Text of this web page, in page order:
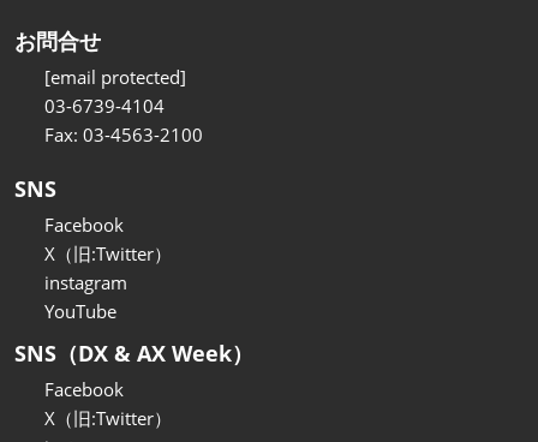
お問合せ
[email protected]
03-6739-4104
Fax: 03-4563-2100
SNS
Facebook
X（旧:Twitter）
instagram
YouTube
SNS（DX & AX Week）
Facebook
X（旧:Twitter）